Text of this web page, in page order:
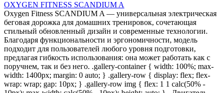
OXYGEN FITNESS SCANDIUM A
Oxygen Fitness SCANDIUM A — универсальная электрическая
беговая дорожка для домашних тренировок, сочетающая
стильный обновленный дизайн и современные технологии.
Благодаря функциональности и эргономичности, модель
подходит для пользователей любого уровня подготовки,
предлагая гибкость использования: она может работать как с
поручнем, так и без него. .gallery-container { width: 100%; max-
width: 1400px; margin: 0 auto; } .gallery-row { display: flex; flex-
wrap: wrap; gap: 10px; } .gallery-row img { flex: 1 1 calc(50% -